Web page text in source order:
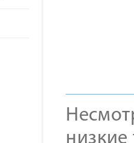
низкие